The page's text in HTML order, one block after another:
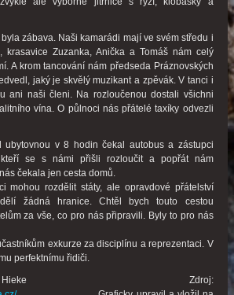
zábava. Naši kamarádi mají ve svém středu i
krasavice Zuzanka, Anička a Tomáš nám celý
A krom tancování nám předseda Práznovských
jaký je skvělý muzikant a zpěvák. V tanci i
ani naši členi. Na rozloučenou dostali všichni
vína. O půlnoci nás přátelé taxíky odvezli
ubytovnou v 8 hodin čekal autobus a zástupci
kteří se s námi přišli rozloučit a popřát nám
čekala jen cesta domů.
mohou rozdělit státy, ale opravdové přátelství
žádná hranice. Chtěl bych touto cestou
za vše, co pro nás připravili. Byly to pro nás
exkurze za disciplínu a reprezentaci. V
perfektnímu řidiči.
Václav Hieke Zdroj: